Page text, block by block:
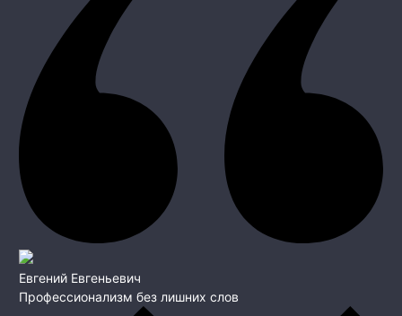
Евгений Евгеньевич
Профессионализм без лишних слов